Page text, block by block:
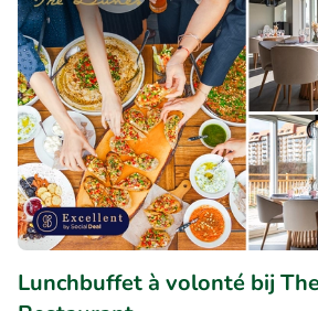
Lunchbuffet à volonté bij